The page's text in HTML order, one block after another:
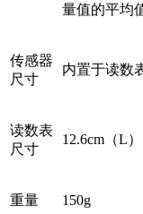
量值的平均
传感器
尺寸
内置于读数
读数表
尺寸
12.6cm（L
重量 150g